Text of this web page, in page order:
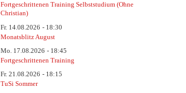
Fortgeschrittenen Training Selbststudium (Ohne
Christian)
Fr. 14.08.2026
18:30
Monatsblitz August
Mo. 17.08.2026
18:45
Fortgeschrittenen Training
Fr. 21.08.2026
18:15
TuSi Sommer